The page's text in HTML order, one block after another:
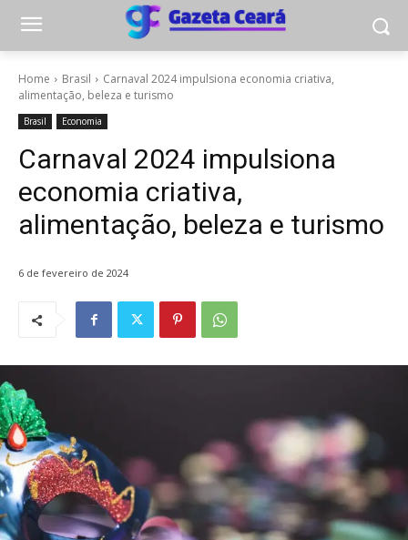
Home Brasil
Carnaval 2024 impulsiona economia criativa,
alimentação, beleza e turismo
Brasil Economia
Carnaval 2024 impulsiona
economia criativa,
alimentação, beleza e turismo
6 de fevereiro de 2024